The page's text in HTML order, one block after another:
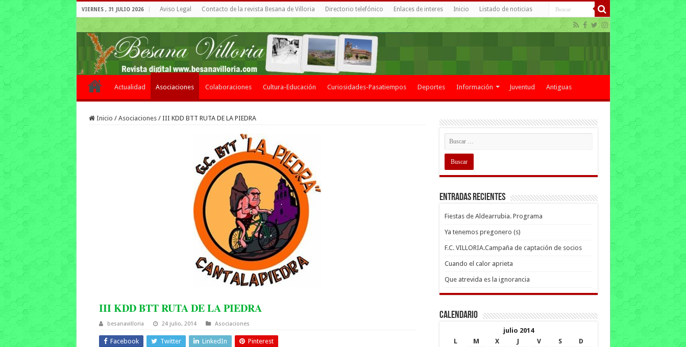
VIERNES , 31 JULIO 2026 Aviso Legal Contacto de la revista Besana de Villoria Directorio telefónico Enlaces de interes Inicio Listado de noticias
Actualidad Asociaciones Colaboraciones Cultura-Educación Curiosidades-Pasatiempos Deportes Información Juventud Antiguas
Inicio / Asociaciones / III KDD BTT RUTA DE LA PIEDRA
III KDD BTT RUTA DE LA PIEDRA
besanavilloria 24 julio, 2014 Asociaciones
Facebook Twitter LinkedIn Pinterest
Entradas recientes
Fiestas de Aldearrubia. Programa
Ya tenemos pregonero (s)
F.C. VILLORIA.Campaña de captación de socios
Cuando el calor aprieta
Que atrevida es la ignorancia
Calendario
julio 2014
L
M X J V S
D